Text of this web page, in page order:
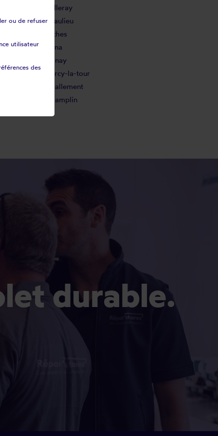
Balleray
Beaulieu
Biches
Bona
Brinay
Cercy-la-tour
Challement
Champlin
durable.
ou de refuser
utilisateur
des